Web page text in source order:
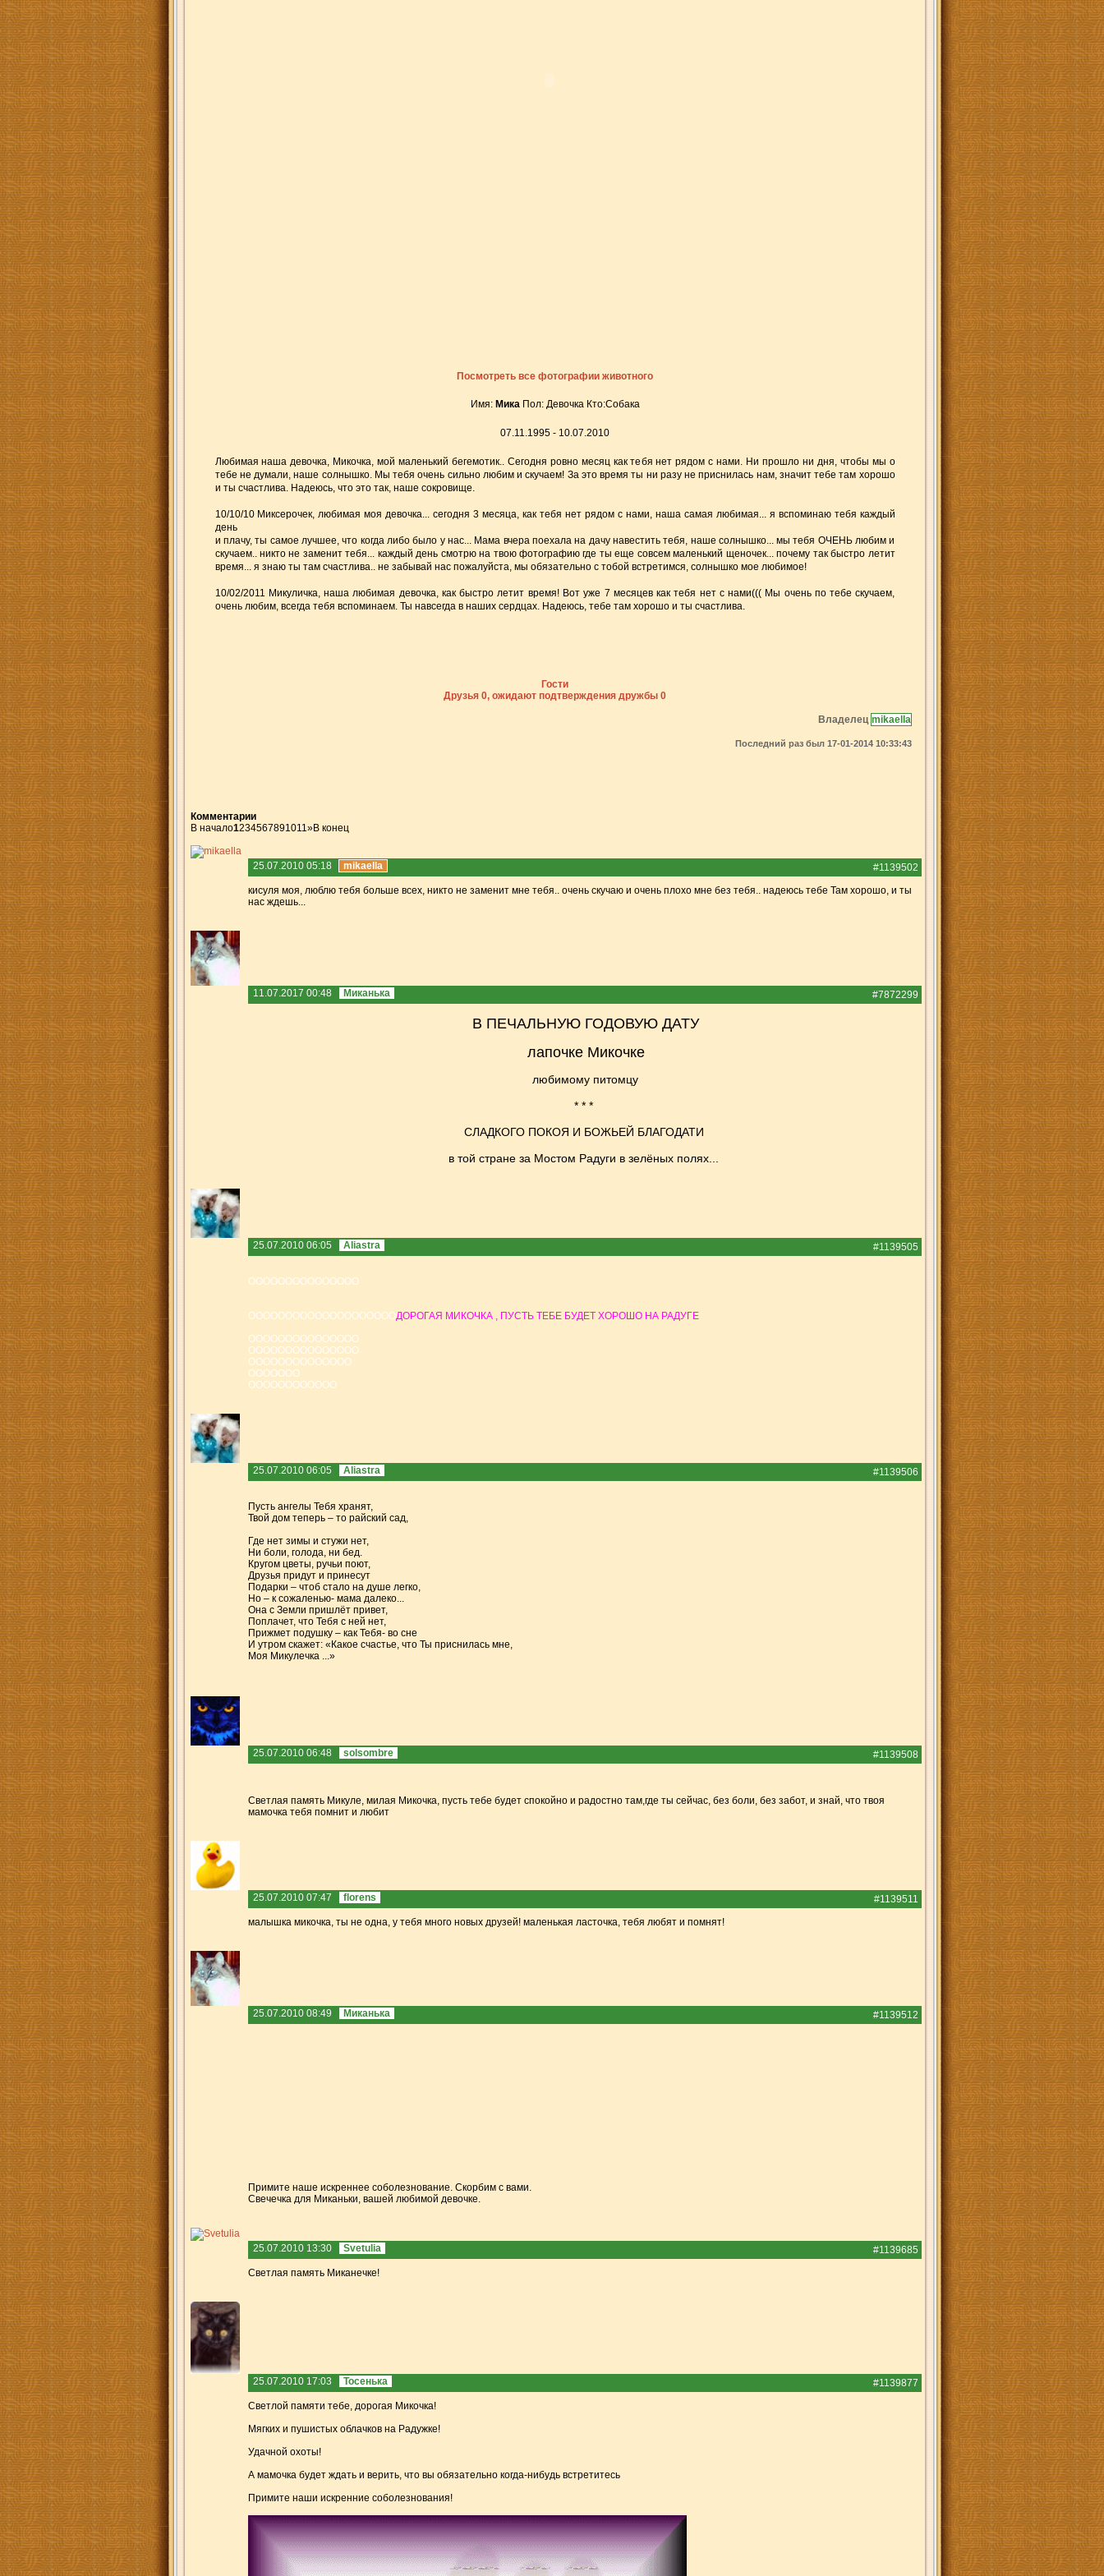
Посмотреть все фотографии животного
Имя: Мика Пол: Девочка Кто:Собака
07.11.1995 - 10.07.2010
Любимая наша девочка, Микочка, мой маленький бегемотик.. Сегодня ровно месяц как тебя нет рядом с нами. Ни прошло ни дня, чтобы мы о
тебе не думали, наше солнышко. Мы тебя очень сильно любим и скучаем! За это время ты ни разу не приснилась нам, значит тебе там хорошо
и ты счастлива. Надеюсь, что это так, наше сокровище.
10/10/10 Миксерочек, любимая моя девочка... сегодня 3 месяца, как тебя нет рядом с нами, наша самая любимая... я вспоминаю тебя каждый
день
и плачу, ты самое лучшее, что когда либо было у нас... Мама вчера поехала на дачу навестить тебя, наше солнышко... мы тебя ОЧЕНЬ любим и
скучаем.. никто не заменит тебя... каждый день смотрю на твою фотографию где ты еще совсем маленький щеночек... почему так быстро летит
время... я знаю ты там счастлива.. не забывай нас пожалуйста, мы обязательно с тобой встретимся, солнышко мое любимое!
10/02/2011 Микуличка, наша любимая девочка, как быстро летит время! Вот уже 7 месяцев как тебя нет с нами((( Мы очень по тебе скучаем,
очень любим, всегда тебя вспоминаем. Ты навсегда в наших сердцах. Надеюсь, тебе там хорошо и ты счастлива.
Гости
Друзья 0, ожидают подтверждения дружбы 0
Владелец mikaella
Последний раз был 17-01-2014 10:33:43
Комментарии
В начало1234567891011»В конец
25.07.2010 05:18 mikaella
#1139502
кисуля моя, люблю тебя больше всех, никто не заменит мне тебя.. очень скучаю и очень плохо мне без тебя.. надеюсь тебе Там хорошо, и ты
нас ждешь...
11.07.2017 00:48 Миканька #7872299
В ПЕЧАЛЬНУЮ ГОДОВУЮ ДАТУ
лапочке Микочкe
любимому питомцу
* * *
СЛАДКОГО ПОКОЯ И БОЖЬEЙ БЛАГОДАТИ
в той стране за Мостом Радуги в зелёных полях...
25.07.2010 06:05 Aliastra #1139505
ООООООООООООООО
ООООООООООООООООООООДОРОГАЯ МИКОЧКА , ПУСТЬ ТЕБЕ БУДЕТ ХОРОШО НА РАДУГЕ
OOOOOOOOOOOOOOO
OOOOOOOOOOOOOOO
OOOOOOOOOOOOOO
OOOOOOO
ОООООООООООО
25.07.2010 06:05 Aliastra #1139506
Пусть ангелы Тебя хранят,
Твой дом теперь – то райский сад,
Где нет зимы и стужи нет,
Ни боли, голода, ни бед.
Кругом цветы, ручьи поют,
Друзья придут и принесут
Подарки – чтоб стало на душе легко,
Но – к сожаленью- мама далеко...
Она с Земли пришлёт привет,
Поплачет, что Тебя с ней нет,
Прижмет подушку – как Тебя- во сне
И утром скажет: «Какое счастье, что Ты приснилась мне,
Моя Микулечка ...»
25.07.2010 06:48 solsombre #1139508
Светлая память Микуле, милая Микочка, пусть тебе будет спокойно и радостно там,где ты сейчас, без боли, без забот, и знай, что твоя
мамочка тебя помнит и любит
25.07.2010 07:47 florens
#1139511
малышка микочка, ты не одна, у тебя много новых друзей! маленькая ласточка, тебя любят и помнят!
25.07.2010 08:49 Миканька #1139512
Примите наше искреннее соболезнование. Скорбим с вами.
Свечечка для Миканьки, вашей любимой девочке.
25.07.2010 13:30 Svetulia
#1139685
Светлая память Миканечке!
25.07.2010 17:03 Тосенька
#1139877
Светлой памяти тебе, дорогая Микочка!
Мягких и пушистых облачков на Радужке!
Удачной охоты!
А мамочка будет ждать и верить, что вы обязательно когда-нибудь встретитесь
Примите наши искренние соболезнования!